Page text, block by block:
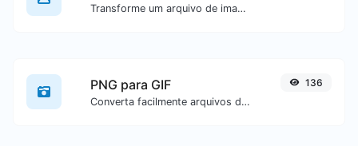
Transforme um arquivo de imagem em uma string Base64.
PNG para GIF
Converta facilmente arquivos de imagem PNG para GIF.
136